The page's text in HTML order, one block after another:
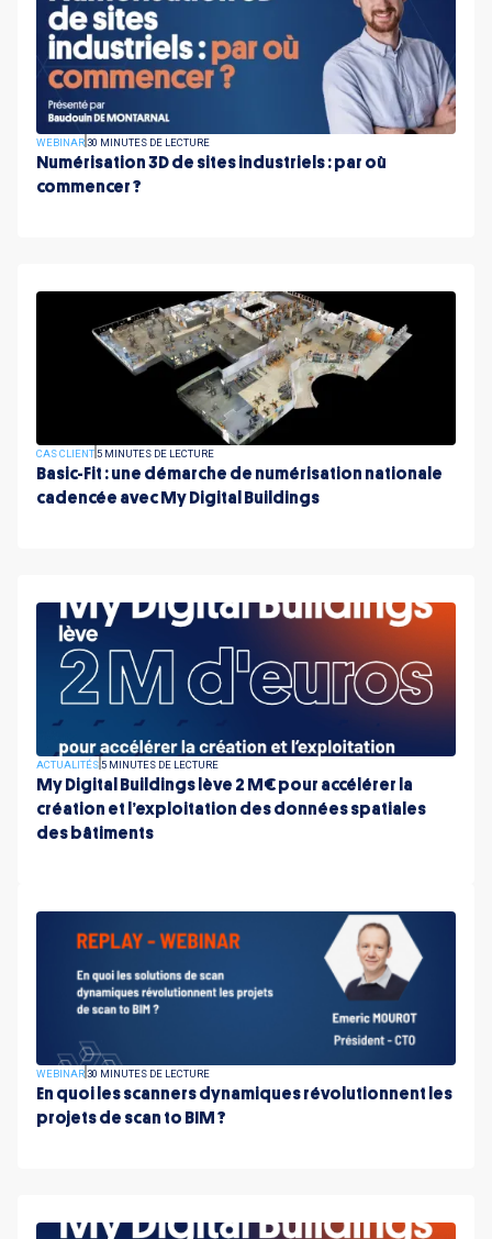
WEBINAR30 MINUTES DE LECTURE
Numérisation 3D de sites industriels : par où
commencer ?
CAS CLIENT5 MINUTES DE LECTURE
Basic-Fit : une démarche de numérisation nationale
cadencée avec My Digital Buildings
ACTUALITÉS5 MINUTES DE LECTURE
My Digital Buildings lève 2 M€ pour accélérer la
création et l’exploitation des données spatiales
des bâtiments
WEBINAR30 MINUTES DE LECTURE
En quoi les scanners dynamiques révolutionnent les
projets de scan to BIM ?